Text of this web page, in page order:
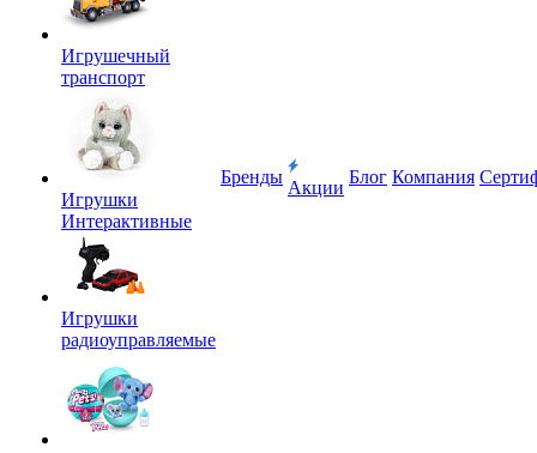
Игрушечный
транспорт
Игрушки
Интерактивные
Игрушки
радиоуправляемые
Бренды
Акции
Блог Компания